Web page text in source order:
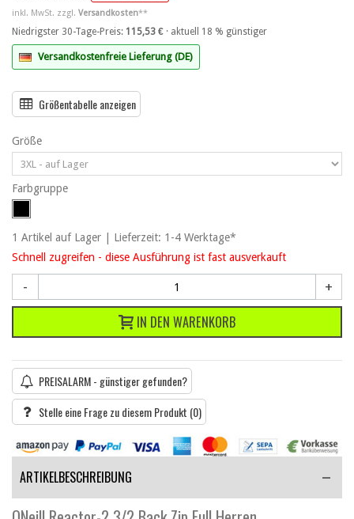
inkl. MwSt. zzgl. Versandkosten**
Niedrigster 30-Tage-Preis: 115,53 € · aktuell 18 % günstiger
Versandkostenfreie Lieferung (DE)
Größentabelle anzeigen
Größe
Farbgruppe
1 Artikel auf Lager | Lieferzeit: 1-4 Werktage*
Schnell zugreifen - diese Ausführung ist fast ausverkauft
- +
IN DEN WARENKORB
PREISALARM - günstiger gefunden?
Stelle eine Frage zu diesem Produkt (0)
ARTIKELBESCHREIBUNG